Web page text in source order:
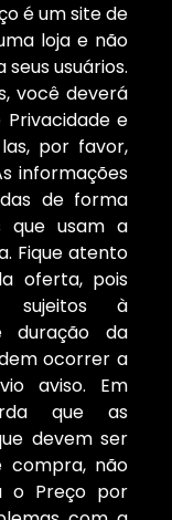
é um site de
loja e não
usuários.
você deverá
e
por favor,
informações
de forma
que usam a
Fique atento
oferta, pois
sujeitos à
duração da
ocorrer a
aviso. Em
que as
devem ser
compra, não
o Preço por